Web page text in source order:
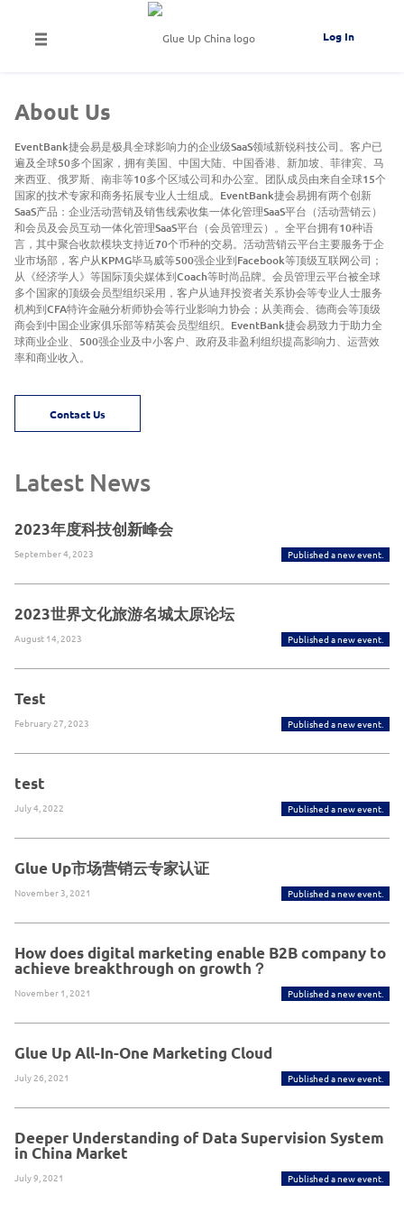
Log In
About Us
EventBank捷会易是极具全球影响力的企业级SaaS领域新锐科技公司。客户已
遍及全球50多个国家，拥有美国、中国大陆、中国香港、新加坡、菲律宾、马
来西亚、俄罗斯、南非等10多个区域公司和办公室。团队成员由来自全球15个
国家的技术专家和商务拓展专业人士组成。EventBank捷会易拥有两个创新
SaaS产品：企业活动营销及销售线索收集一体化管理SaaS平台（活动营销云）
和会员及会员互动一体化管理SaaS平台（会员管理云）。全平台拥有10种语
言，其中聚合收款模块支持近70个币种的交易。活动营销云平台主要服务于企
业市场部，客户从KPMG毕马威等500强企业到Facebook等顶级互联网公司；
从《经济学人》等国际顶尖媒体到Coach等时尚品牌。会员管理云平台被全球
多个国家的顶级会员型组织采用，客户从迪拜投资者关系协会等专业人士服务
机构到CFA特许金融分析师协会等行业影响力协会；从美商会、德商会等顶级
商会到中国企业家俱乐部等精英会员型组织。EventBank捷会易致力于助力全
球商业企业、500强企业及中小客户、政府及非盈利组织提高影响力、运营效
率和商业收入。
Contact Us
Latest News
2023年度科技创新峰会
September 4, 2023 Published a new event.
2023世界文化旅游名城太原论坛
August 14, 2023 Published a new event.
Test
February 27, 2023 Published a new event.
test
July 4, 2022 Published a new event.
Glue Up市场营销云专家认证
November 3, 2021 Published a new event.
How does digital marketing enable B2B company to
achieve breakthrough on growth？
November 1, 2021 Published a new event.
Glue Up All-In-One Marketing Cloud
July 26, 2021 Published a new event.
Deeper Understanding of Data Supervision System
in China Market
July 9, 2021 Published a new event.